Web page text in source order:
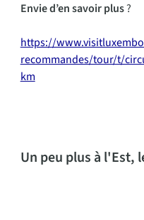
Envie d’en savoir plus?
https://
recommandes/tour/t/
km
Un peu plus à l'Est,